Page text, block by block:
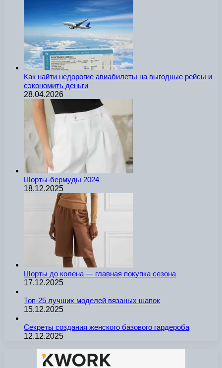
Как найти недорогие авиабилеты на выгодные рейсы и
сэкономить деньги
28.04.2026
Шорты-бермуды 2024
18.12.2025
Шорты до колена — главная покупка сезона
17.12.2025
Топ-25 лучших моделей вязаных шапок
15.12.2025
Секреты создания женского базового гардероба
12.12.2025